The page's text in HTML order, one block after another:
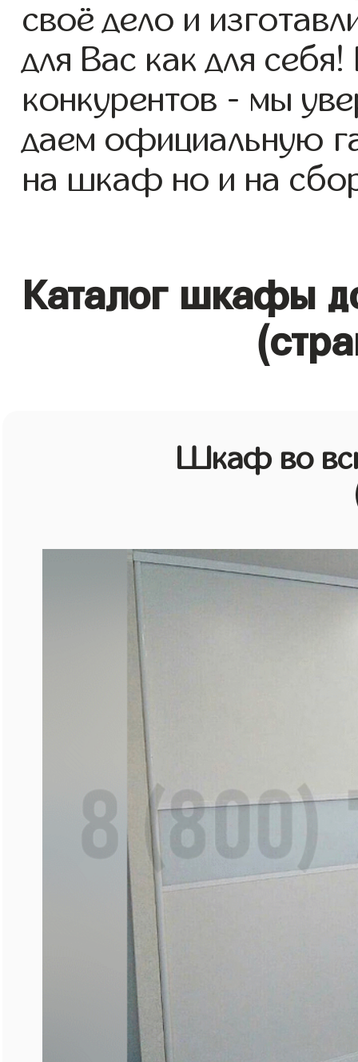
своё дело и
для Вас как для
конкурентов - мы
даем официальную
на шкаф но и на
Каталог шкафы
Шкаф во